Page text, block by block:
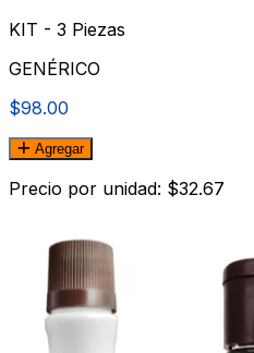
KIT - 3 Piezas
GENÉRICO
$98.00
Agregar
Precio por unidad: $32.67